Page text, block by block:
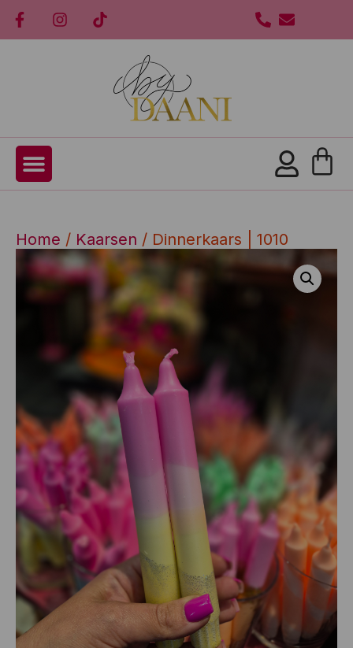
Home / Kaarsen / Dinnerkaars | 1010